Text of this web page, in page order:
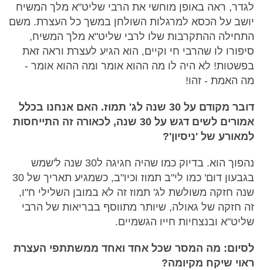
לגדר, ראה באופן מוחשי את הרבי שליט"א מלך המשיח
יושב על הכסא למרגלות השולחן במשך כל העצרת. משם
התחילה ההתקרבות שלו לרבי שליט"א מלך המשיח,
סיפורו לו שהרבי חי וקיים, הוא הגיע לעצרת וראה זאת
בפשטות! לא היה לו מה ההוא אומר ומה ההוא אומר -
מה האמת - זהו!
דובר מקודם על 30 שנה לג' תמוז. האם אנחנו בכלל
אמורים לשים דגש על 30 שנה, לכאורה זה התייחסות
למאורע של 'ניסיון'?
נהפוך הוא. בדיוק כמו שהיה חגיגה ל30 שנה ל'שמש
בגבעון דום' כמו לי"ב תמוז וכיו"ב, כשמגיע תאריך של 30
שנה חזקה משולשת לג' תמוז זה לא במובן השלילי ח"ו,
זה חזקה של גאולה, שיותר מתווסף בבריאות של הרבי
שליט"א ובנצחיות חייו הגשמיים.
לסיום: מה המסר שכל אחד ואחד ממשתתפי העצרת
ראוי שיקח מקיומה?